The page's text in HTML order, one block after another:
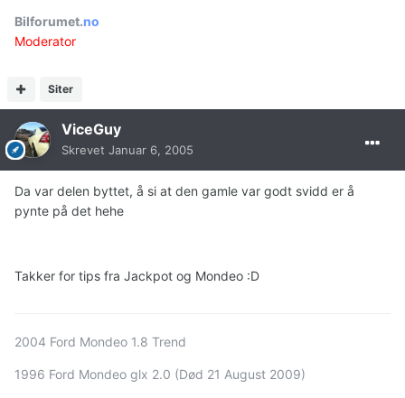
Siter
Bilforumet.no
Moderator
ViceGuy
Skrevet Januar 6, 2005
Da var delen byttet, å si at den gamle var godt svidd er å
pynte på det hehe
Takker for tips fra Jackpot og Mondeo :D
2004 Ford Mondeo 1.8 Trend
1996 Ford Mondeo glx 2.0 (Død 21 August 2009)